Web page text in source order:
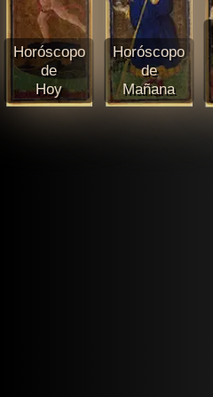
Horóscopo
de
Hoy
Horóscopo
de
Mañana